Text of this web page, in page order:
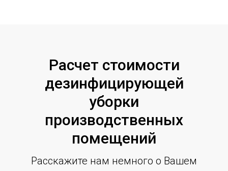
Расчет стоимости
дезинфицирующей
уборки
производственных
помещений
Расскажите нам немного о Вашем